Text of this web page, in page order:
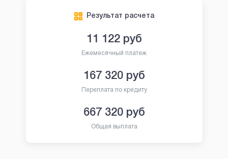
Результат расчета
11 122руб
Ежемесячный платеж
167 320руб
Переплата по кредиту
667 320руб
Общая выплата